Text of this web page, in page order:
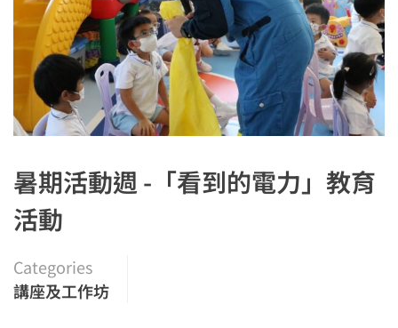
暑期活動週 -「看到的電力」教育
活動
Categories
講座及工作坊